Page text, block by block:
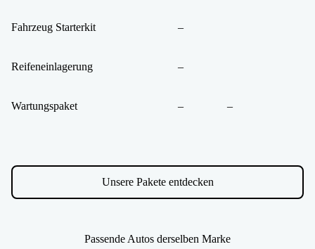
Fahrzeug Starterkit –
Reifeneinlagerung –
Wartungspaket – –
Unsere Pakete entdecken
Passende Autos derselben Marke